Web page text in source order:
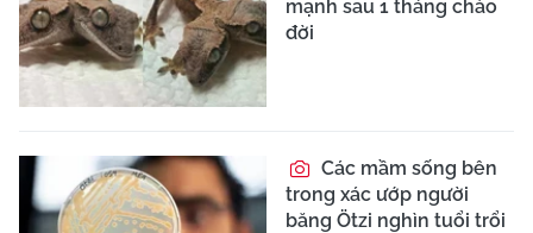
mạnh sau 1 tháng chào
đời
Các mầm sống bên
trong xác ướp người
băng Ötzi nghìn tuổi trổi